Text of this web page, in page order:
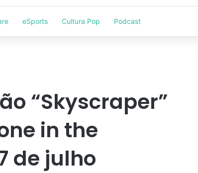
eSports Cultura Pop Podcast
“Skyscraper”
in the
de julho